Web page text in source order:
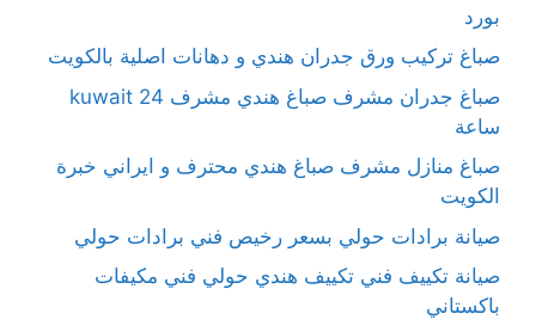
بورد
صباغ تركيب ورق جدران هندي و دهانات اصلية بالكويت
صباغ جدران مشرف صباغ هندي مشرف kuwait 24
ساعة
صباغ منازل مشرف صباغ هندي محترف و ايراني خبرة
الكويت
صيانة برادات حولي بسعر رخيص فني برادات حولي
صيانة تكييف فني تكييف هندي حولي فني مكيفات
باكستاني